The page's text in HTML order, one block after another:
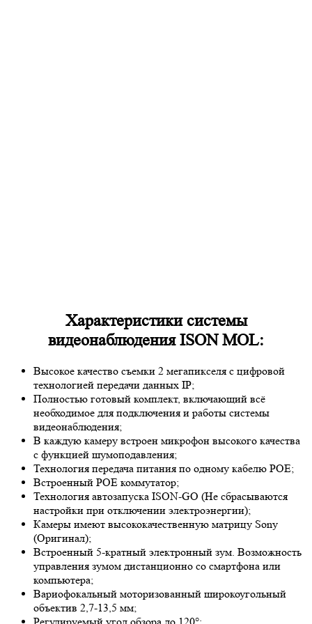
Характеристики системы
видеонаблюдения ISON MOL:
Высокое качество съемки 2 мегапикселя с цифровой
технологией передачи данных IP;
Полностью готовый комплект, включающий всё
необходимое для подключения и работы системы
видеонаблюдения;
В каждую камеру встроен микрофон высокого качества
с функцией шумоподавления;
Технология передача питания по одному кабелю POE;
Встроенный POE коммутатор;
Технология автозапуска ISON-GO (Не сбрасываются
настройки при отключении электроэнергии);
Камеры имеют высококачественную матрицу Sony
(Оригинал);
Встроенный 5-кратный электронный зум. Возможность
управления зумом дистанционно со смартфона или
компьютера;
Вариофокальный моторизованный широкоугольный
объектив 2,7-13,5 мм;
Регулируемый угол обзора до 120°;